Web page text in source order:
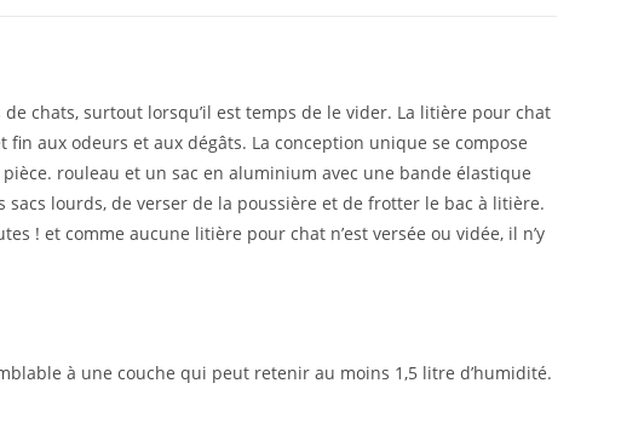
chats, surtout lorsqu’il est temps de le vider. La litière pour chat
aux odeurs et aux dégâts. La conception unique se compose
rouleau et un sac en aluminium avec une bande élastique
lourds, de verser de la poussière et de frotter le bac à litière.
! et comme aucune litière pour chat n’est versée ou vidée, il n’y
à une couche qui peut retenir au moins 1,5 litre d’humidité.